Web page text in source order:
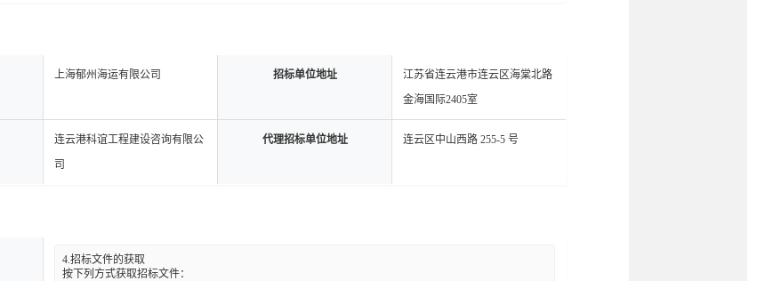
上海郁州海运有限公司 招标单位地址
江苏省连云港市连云区海棠北路
金海国际2405室
连云港科谊工程建设咨询有限公
司
代理招标单位地址 连云区中山西路 255-5 号
4.招标文件的获取
按下列方式获取招标文件：